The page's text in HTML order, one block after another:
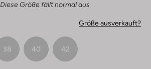
Diese Größe fällt normal aus
Größe ausverkauft?
38 40 42